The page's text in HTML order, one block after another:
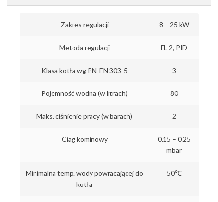
Zakres regulacji 8 – 25 kW
Metoda regulacji FL 2, PID
Klasa kotła wg PN-EN 303-5 3
Pojemność wodna (w litrach) 80
Maks. ciśnienie pracy (w barach) 2
Ciag kominowy
0.15 – 0.25
mbar
Minimalna temp. wody powracającej do
kotła
50℃